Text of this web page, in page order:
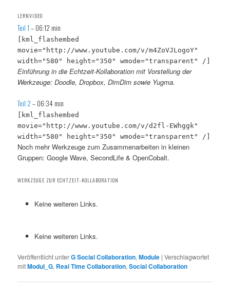
LERNVIDEO
Teil 1 – 06:12 min
[kml_flashembed
movie="http://www.youtube.com/v/m4ZoVJLogoY"
width="580" height="350" wmode="transparent" /]
Einführung in die Echtzeit-Kollaboration mit Vorstellung der
Werkzeuge: Doodle, Dropbox, DimDim sowie Yugma.
Teil 2 – 06:34 min
[kml_flashembed
movie="http://www.youtube.com/v/d2fl-EWhggk"
width="580" height="350" wmode="transparent" /]
Noch mehr Werkzeuge zum Zusammenarbeiten in kleinen
Gruppen: Google Wave, SecondLife & OpenCobalt.
WERKZEUGE ZUR ECHTZEIT-KOLLABORATION
Keine weiteren Links.
Keine weiteren Links.
Veröffentlicht unterG Social Collaboration,Module |Verschlagwortet
mitModul_G, Real Time Collaboration,Social Collaboration